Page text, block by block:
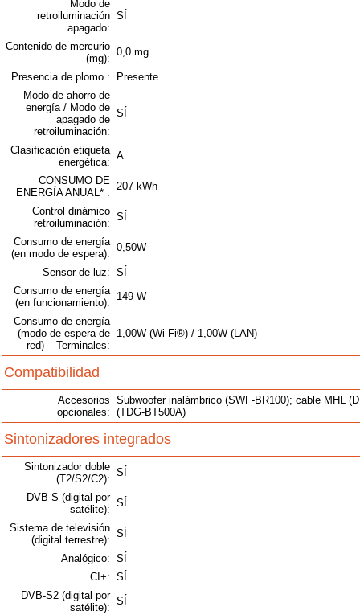
Modo de
retroiluminación
apagado:
SÍ
Contenido de mercurio
(mg):
0,0 mg
Presencia de plomo :
Presente
Modo de ahorro de
energía / Modo de
apagado de
retroiluminación:
SÍ
Clasificación etiqueta
energética:
A
CONSUMO DE
ENERGÍA ANUAL* :
207 kWh
Control dinámico
retroiluminación:
SÍ
Consumo de energía
(en modo de espera):
0,50W
Sensor de luz: SÍ
Consumo de energía
(en funcionamiento):
149 W
Consumo de energía
(modo de espera de
red) – Terminales:
1,00W (Wi-Fi®) / 1,00W (LAN)
Compatibilidad
Accesorios
opcionales:
Subwoofer inalámbrico (SWF-BR100); cable MHL
(TDG-BT500A)
Sintonizadores integrados
Sintonizador doble
(T2/S2/C2):
SÍ
DVB-S (digital por
satélite):
SÍ
Sistema de televisión
(digital terrestre):
SÍ
Analógico: SÍ
CI+: SÍ
DVB-S2 (digital por
satélite):
SÍ